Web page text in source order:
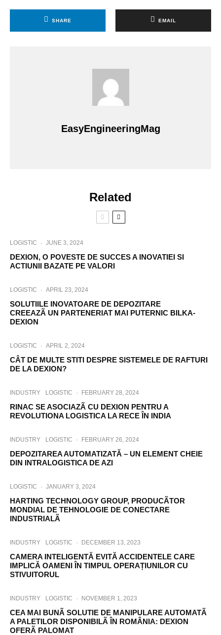
SHARE EMAIL
EasyEngineeringMag
Related
LOGISTIC · JUNE 3, 2024
DEXION, O POVESTE DE SUCCES A INOVATIEI SI
ACTIUNII BAZATE PE VALORI
LOGISTIC · APRIL 23, 2024
SOLUTIILE INOVATOARE DE DEPOZITARE
CREEAZÃ UN PARTENERIAT MAI PUTERNIC BILKA-
DEXION
LOGISTIC · APRIL 2, 2024
CÂT DE MULTE STITI DESPRE SISTEMELE DE RAFTURI
DE LA DEXION?
INDUSTRY LOGISTIC · FEBRUARY 28, 2024
RINAC SE ASOCIAZÃ CU DEXION PENTRU A
REVOLUTIONA LOGISTICA LA RECE ÎN INDIA
INDUSTRY LOGISTIC · FEBRUARY 26, 2024
DEPOZITAREA AUTOMATIZATĂ – UN ELEMENT CHEIE
DIN INTRALOGISTICA DE AZI
LOGISTIC · JANUARY 3, 2024
HARTING TECHNOLOGY GROUP, PRODUCÃTOR
MONDIAL DE TEHNOLOGIE DE CONECTARE
INDUSTRIALÃ
INDUSTRY LOGISTIC · DECEMBER 13, 2023
CAMERA INTELIGENTĂ EVITĂ ACCIDENTELE CARE
IMPLICĂ OAMENI ÎN TIMPUL OPERAȚIUNILOR CU
STIVUITORUL
INDUSTRY LOGISTIC · NOVEMBER 1, 2023
CEA MAI BUNÃ SOLUTIE DE MANIPULARE AUTOMATÃ
A PALETILOR DISPONIBILÃ ÎN ROMÂNIA: DEXION
OFERÃ PALOMAT